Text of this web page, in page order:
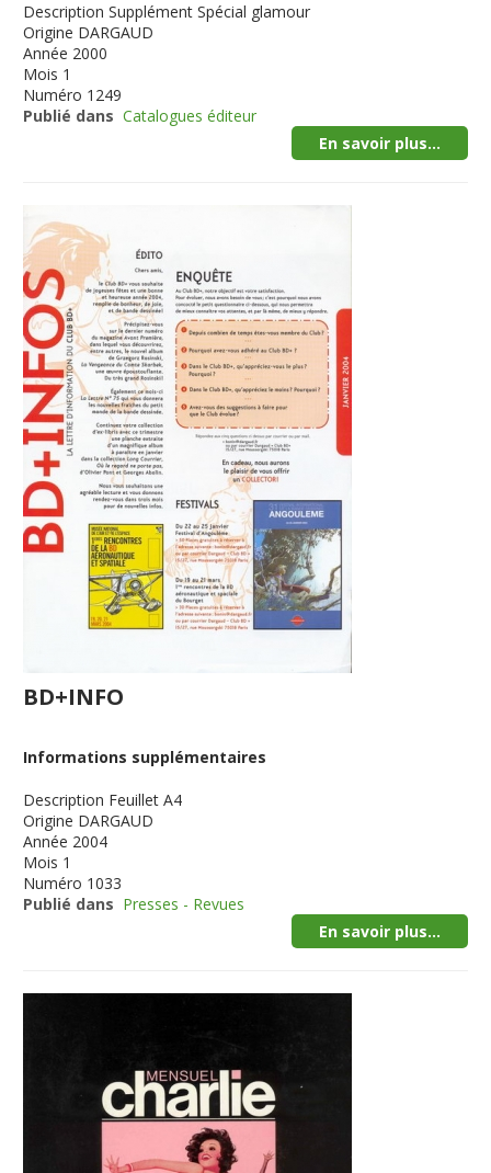
Description Supplément Spécial glamour
Origine DARGAUD
Année 2000
Mois 1
Numéro 1249
Publié dans Catalogues éditeur
En savoir plus...
BD+INFO
Informations supplémentaires
Description Feuillet A4
Origine DARGAUD
Année 2004
Mois 1
Numéro 1033
Publié dans Presses - Revues
En savoir plus...